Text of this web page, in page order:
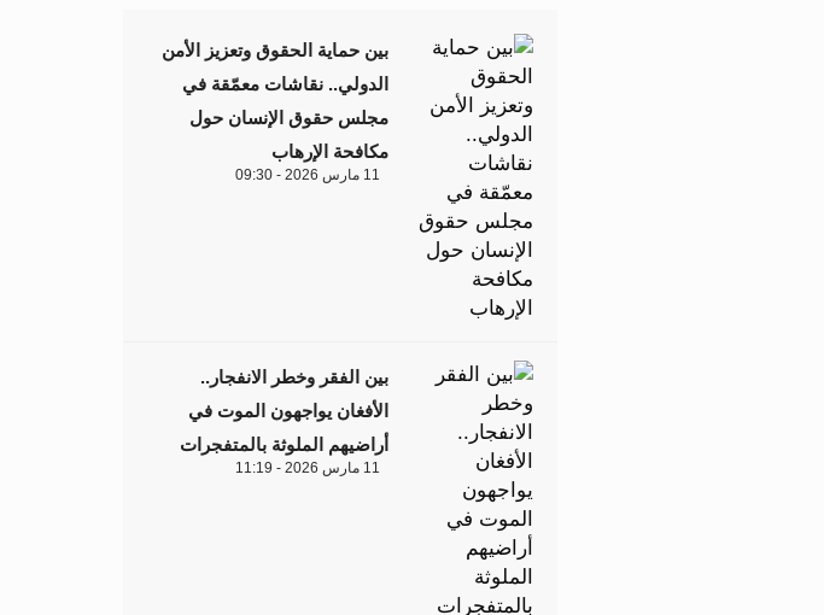
بين حماية الحقوق وتعزيز الأمن
الدولي.. نقاشات معمّقة في
مجلس حقوق الإنسان حول
مكافحة الإرهاب
11 مارس 2026 - 09:30
بين الفقر وخطر الانفجار..
الأفغان يواجهون الموت في
أراضيهم الملوثة بالمتفجرات
11 مارس 2026 - 11:19